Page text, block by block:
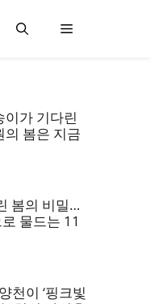
이가 기다린
의 봄은 지금
봄의 비밀…
물드는 11
천이 ‘핑크빛